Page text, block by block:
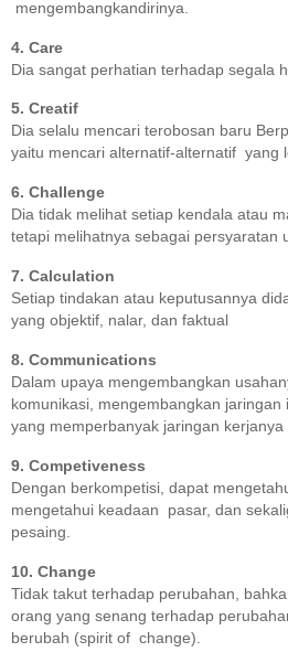
mengembangkandirinya.
4. Care
Dia sangat perhatian terhadap segala
5. Creatif
Dia selalu mencari terobosan baru
yaitu mencari alternatif-alternatif yang
6. Challenge
Dia tidak melihat setiap kendala atau
tetapi melihatnya sebagai persyaratan
7. Calculation
Setiap tindakan atau keputusannya
yang objektif, nalar, dan faktual
8. Communications
Dalam upaya mengembangkan
komunikasi, mengembangkan jaringan
yang memperbanyak jaringan kerjanya
9. Competiveness
Dengan berkompetisi, dapat
mengetahui keadaan pasar, dan
pesaing.
10. Change
Tidak takut terhadap perubahan,
orang yang senang terhadap
berubah (spirit of change).